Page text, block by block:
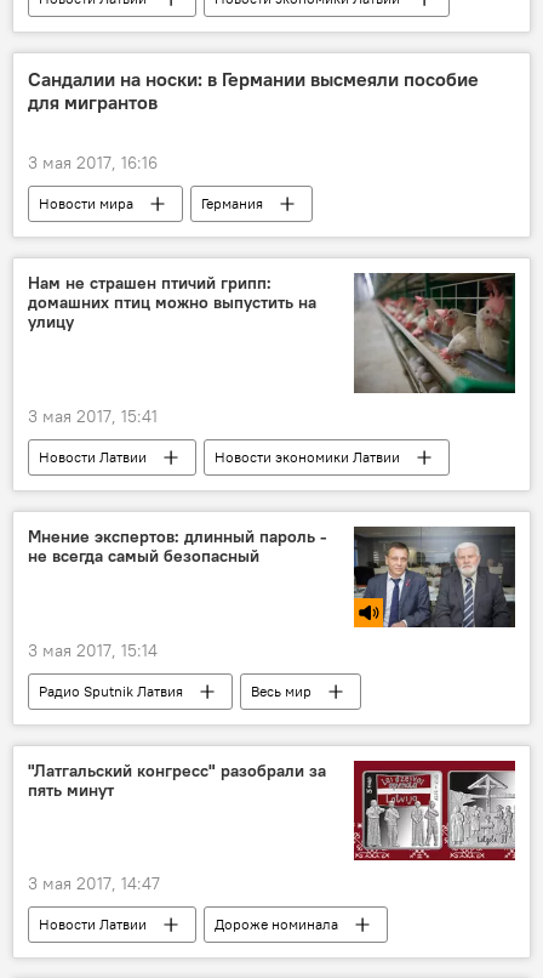
Латвия
Арнис Кактиньш
SKDS
опрос
Уехать нельзя остаться
Сандалии на носки: в Германии высмеяли пособие
для мигрантов
3 мая 2017, 16:16
Новости мира
Германия
Томас де Мезьер
Twitter
Нам не страшен птичий грипп:
домашних птиц можно выпустить на
улицу
3 мая 2017, 15:41
Новости Латвии
Новости экономики Латвии
Латвия
Продовольственно-ветеринарная служба
правительство Латвии
птичий грипп
Мнение экспертов: длинный пароль -
не всегда самый безопасный
3 мая 2017, 15:14
Радио Sputnik Латвия
Весь мир
Валерий Черней
Сергей Охрименко
эксперт
"Латгальский конгресс" разобрали за
пять минут
3 мая 2017, 14:47
Новости Латвии
Дороже номинала
Латвия
Резекне
Латгалия